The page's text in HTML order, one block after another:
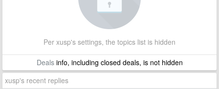
Per xusp's settings, the topics list is hidden
Dealsinfo, including closed deals, is not hidden
xusp's recent replies